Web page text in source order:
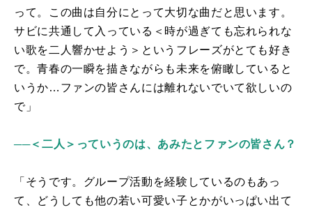
って。この曲は自分にとって大切な曲だと思います。
サビに共通して入っている＜時が過ぎても忘れられな
い歌を二人響かせよう＞というフレーズがとても好き
で。青春の一瞬を描きながらも未来を俯瞰していると
いうか…ファンの皆さんには離れないでいて欲しいの
で」
──＜二人＞っていうのは、あみたとファンの皆さん？
「そうです。グループ活動を経験しているのもあっ
て、どうしても他の若い可愛い子とかがいっぱい出て